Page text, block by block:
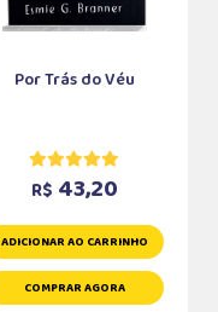
Por Trás do Véu
R$ 43,20
ADICIONAR AO CARRINHO
COMPRAR AGORA